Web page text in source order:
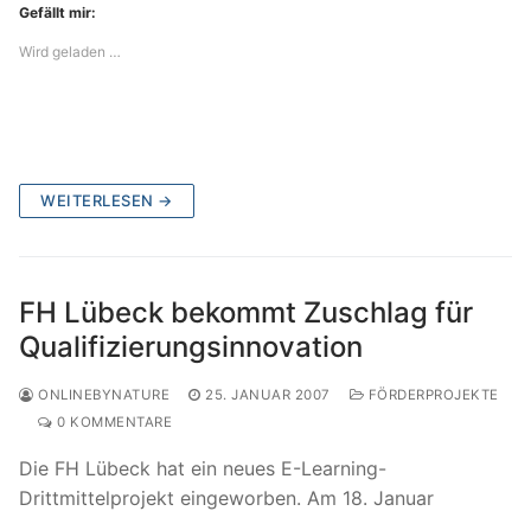
Gefällt mir:
Wird geladen …
WEITERLESEN →
FH Lübeck bekommt Zuschlag für
Qualifizierungsinnovation
ONLINEBYNATURE 25. JANUAR 2007
FÖRDERPROJEKTE
0 KOMMENTARE
Die FH Lübeck hat ein neues E-Learning-
Drittmittelprojekt eingeworben. Am 18. Januar